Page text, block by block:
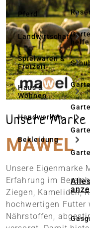
Pferd
Landwirtschaft
Spielwaren &
Freizeit
Haus &
Wohnen
Handwerken
Bekleidung
Unsere Marke
MAWEL
Unsere Eigenmarke
Erfahrung im
Ziegen, Kameliden,
hochwertigen Futter
Nährstoffen,